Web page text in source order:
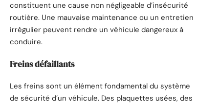
constituent une cause non négligeable d’insécurité
routière. Une mauvaise maintenance ou un entretien
irrégulier peuvent rendre un véhicule dangereux à
conduire.
Freins défaillants
Les freins sont un élément fondamental du système
de sécurité d’un véhicule. Des plaquettes usées, des